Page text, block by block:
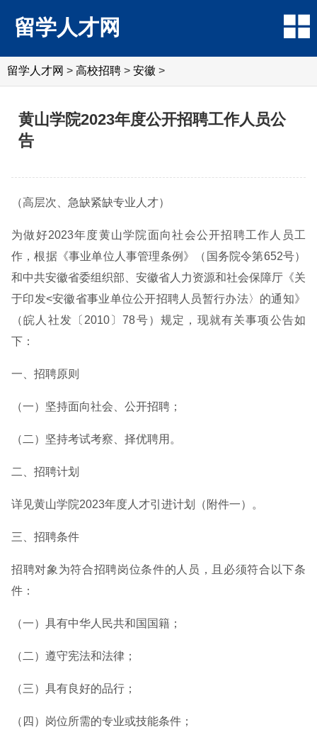
留学人才网
留学人才网 > 高校招聘 > 安徽 >
黄山学院2023年度公开招聘工作人员公
告
（高层次、急缺紧缺专业人才）
为做好2023年度黄山学院面向社会公开招聘工作人员工
作，根据《事业单位人事管理条例》（国务院令第652号）
和中共安徽省委组织部、安徽省人力资源和社会保障厅《关
于印发<安徽省事业单位公开招聘人员暂行办法〉的通知》
（皖人社发〔2010〕78号）规定，现就有关事项公告如
下：
一、招聘原则
（一）坚持面向社会、公开招聘；
（二）坚持考试考察、择优聘用。
二、招聘计划
详见黄山学院2023年度人才引进计划（附件一）。
三、招聘条件
招聘对象为符合招聘岗位条件的人员，且必须符合以下条
件：
（一）具有中华人民共和国国籍；
（二）遵守宪法和法律；
（三）具有良好的品行；
（四）岗位所需的专业或技能条件；